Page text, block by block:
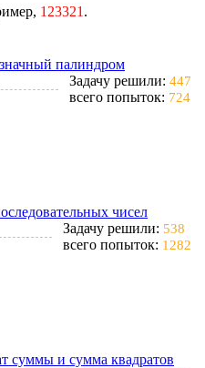
палиндром
Задачу решили: 447
всего попыток: 724
123321 .
чисел
Задачу решили: 538
всего попыток: 1282
суммы и сумма квадратов